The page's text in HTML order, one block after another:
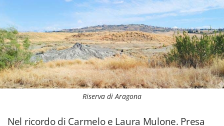
Riserva di Aragona
Nel ricordo di Carmelo e Laura Mulone. Presa